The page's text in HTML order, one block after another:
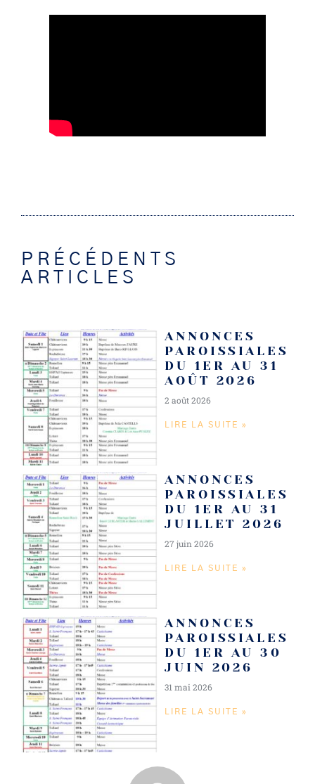
PRÉCÉDENTS
ARTICLES
ANNONCES
PAROISSIALES
DU 1ER AU 31
AOÛT 2026
2 août 2026
LIRE LA SUITE »
ANNONCES
PAROISSIALES
DU 1ER AU 31
JUILLET 2026
27 juin 2026
LIRE LA SUITE »
ANNONCES
PAROISSIALES
DU 1ER AU 30
JUIN 2026
31 mai 2026
LIRE LA SUITE »